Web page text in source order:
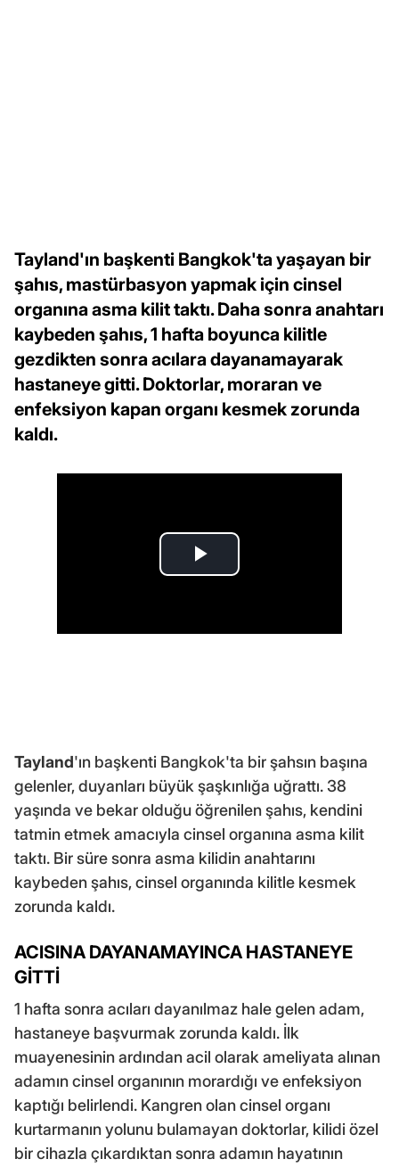
Tayland'ın başkenti Bangkok'ta yaşayan bir
şahıs, mastürbasyon yapmak için cinsel
organına asma kilit taktı. Daha sonra anahtarı
kaybeden şahıs, 1 hafta boyunca kilitle
gezdikten sonra acılara dayanamayarak
hastaneye gitti. Doktorlar, moraran ve
enfeksiyon kapan organı kesmek zorunda
kaldı.
Tayland'ın başkenti Bangkok'ta bir şahsın başına
gelenler, duyanları büyük şaşkınlığa uğrattı. 38
yaşında ve bekar olduğu öğrenilen şahıs, kendini
tatmin etmek amacıyla cinsel organına asma kilit
taktı. Bir süre sonra asma kilidin anahtarını
kaybeden şahıs, cinsel organında kilitle kesmek
zorunda kaldı.
ACISINA DAYANAMAYINCA HASTANEYE
GİTTİ
1 hafta sonra acıları dayanılmaz hale gelen adam,
hastaneye başvurmak zorunda kaldı. İlk
muayenesinin ardından acil olarak ameliyata alınan
adamın cinsel organının morardığı ve enfeksiyon
kaptığı belirlendi. Kangren olan cinsel organı
kurtarmanın yolunu bulamayan doktorlar, kilidi özel
bir cihazla çıkardıktan sonra adamın hayatının